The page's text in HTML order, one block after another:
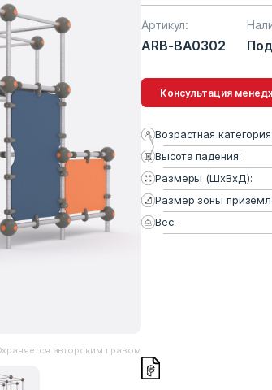
авторским правом
Артикул:
ARB-BA0302
Консультация
Возрастная
Высота падения:
Размеры (ШхВхД):
Размер зоны
Вес: